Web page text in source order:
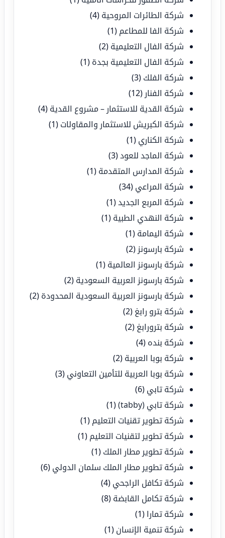
شركة الطائرات المروحية (4)
شركة الفا للمطاعم (1)
شركة الفال التعليمية (2)
شركة الفال التعليمية بجدة (1)
شركة الفلك (3)
شركة الفنار (12)
شركة القدية للاستثمار – مشروع القدية (4)
شركة الكبريش للاستثمار والمقاولات (1)
شركة الكناري (1)
شركة الماجد للعود(3)
شركة المدارس المتقدمة (1)
شركة المراعي (34)
شركة المربع الجديد(1)
شركة النهدي الطبية (1)
شركة اليمامة (1)
شركة بارسونز (2)
شركة بارسونز العالمية (1)
شركة بارسونز العربية السعودية (2)
شركة بارسونز العربية السعودية المحدودة (2)
شركة بترو رابغ (2)
شركة بترورابغ (2)
شركة بنده (4)
شركة بوبا العربية (2)
شركة بوبا العربية للتأمين التعاوني (3)
شركة تابي (6)
شركة تابي (tabby)
(1)
شركة تطوير تقنيات التعليم (1)
شركة تطوير لتقنيات التعليم (1)
شركة تطوير مطار الملك (1)
شركة تطوير مطار الملك سلمان الدولي (6)
شركة تكافل الراجحي (4)
شركة تكامل القابضة (8)
شركة تمارا (1)
شركة تنمية الإنسان (1)